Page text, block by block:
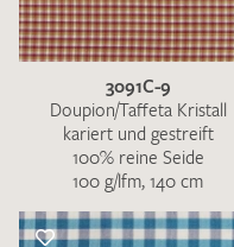
3091C-9
Doupion/Taffeta Kristall
kariert und gestreift
100% reine Seide
100 g/lfm, 140 cm